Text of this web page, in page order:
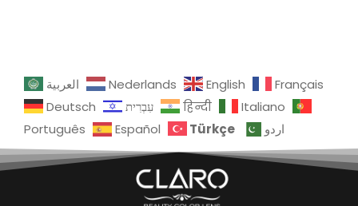
العربية Nederlands English
Français
Deutsch
עִבְרִית हिन्दी
Italiano
Português
Español Türkçe اردو